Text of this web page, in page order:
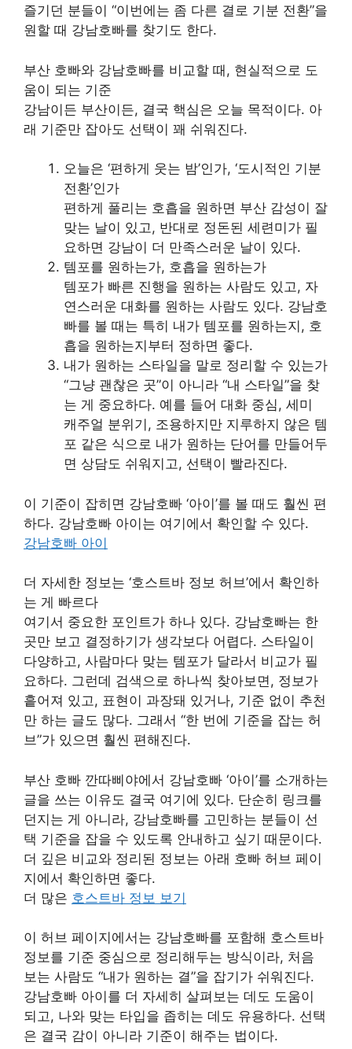
즐기던 분들이 “이번에는 좀 다른 결로 기분 전환”을
원할 때 강남호빠를 찾기도 한다.
부산 호빠와 강남호빠를 비교할 때, 현실적으로 도
움이 되는 기준
강남이든 부산이든, 결국 핵심은 오늘 목적이다. 아
래 기준만 잡아도 선택이 꽤 쉬워진다.
오늘은 ‘편하게 웃는 밤’인가, ‘도시적인 기분
전환’인가
편하게 풀리는 호흡을 원하면 부산 감성이 잘
맞는 날이 있고, 반대로 정돈된 세련미가 필
요하면 강남이 더 만족스러운 날이 있다.
템포를 원하는가, 호흡을 원하는가
템포가 빠른 진행을 원하는 사람도 있고, 자
연스러운 대화를 원하는 사람도 있다. 강남호
빠를 볼 때는 특히 내가 템포를 원하는지, 호
흡을 원하는지부터 정하면 좋다.
내가 원하는 스타일을 말로 정리할 수 있는가
“그냥 괜찮은 곳”이 아니라 “내 스타일”을 찾
는 게 중요하다. 예를 들어 대화 중심, 세미
캐주얼 분위기, 조용하지만 지루하지 않은 템
포 같은 식으로 내가 원하는 단어를 만들어두
면 상담도 쉬워지고, 선택이 빨라진다.
이 기준이 잡히면 강남호빠 ‘아이’를 볼 때도 훨씬 편
하다. 강남호빠 아이는 여기에서 확인할 수 있다.
강남호빠 아이
더 자세한 정보는 ‘호스트바 정보 허브’에서 확인하
는 게 빠르다
여기서 중요한 포인트가 하나 있다. 강남호빠는 한
곳만 보고 결정하기가 생각보다 어렵다. 스타일이
다양하고, 사람마다 맞는 템포가 달라서 비교가 필
요하다. 그런데 검색으로 하나씩 찾아보면, 정보가
흩어져 있고, 표현이 과장돼 있거나, 기준 없이 추천
만 하는 글도 많다. 그래서 “한 번에 기준을 잡는 허
브”가 있으면 훨씬 편해진다.
부산 호빠 깐따삐야에서 강남호빠 ‘아이’를 소개하는
글을 쓰는 이유도 결국 여기에 있다. 단순히 링크를
던지는 게 아니라, 강남호빠를 고민하는 분들이 선
택 기준을 잡을 수 있도록 안내하고 싶기 때문이다.
더 깊은 비교와 정리된 정보는 아래 호빠 허브 페이
지에서 확인하면 좋다.
더 많은 호스트바 정보 보기
이 허브 페이지에서는 강남호빠를 포함해 호스트바
정보를 기준 중심으로 정리해두는 방식이라, 처음
보는 사람도 “내가 원하는 결”을 잡기가 쉬워진다.
강남호빠 아이를 더 자세히 살펴보는 데도 도움이
되고, 나와 맞는 타입을 좁히는 데도 유용하다. 선택
은 결국 감이 아니라 기준이 해주는 법이다.